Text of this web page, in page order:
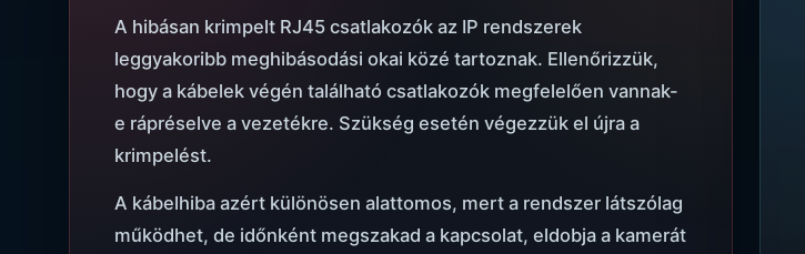
A hibásan krimpelt RJ45 csatlakozók az IP rendszerek
leggyakoribb meghibásodási okai közé tartoznak. Ellenőrizzük,
hogy a kábelek végén található csatlakozók megfelelően vannak-
e rápréselve a vezetékre. Szükség esetén végezzük el újra a
krimpelést.
A kábelhiba azért különösen alattomos, mert a rendszer látszólag
működhet, de időnként megszakad a kapcsolat, eldobja a kamerát